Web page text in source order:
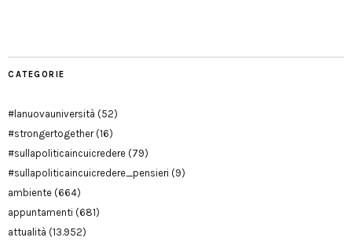
CATEGORIE
#lanuovauniversità (52)
#strongertogether(16)
#sullapoliticaincuicredere (79)
#sullapoliticaincuicredere_pensieri (9)
ambiente (664)
appuntamenti (681)
attualità (13.952)